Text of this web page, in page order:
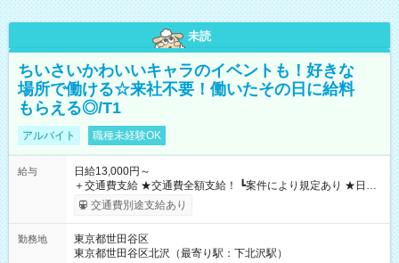
未読
ちいさいかわいいキャラのイベントも！好きな
場所で働ける☆来社不要！働いたその日に給料
もらえる◎/T1
アルバイト 職種未経験OK
給与
日給13,000円～
＋交通費支給 ★交通費全額支給！ ┗案件により規定あり ★日払
いOK！（規定あり） ┗働いたその日に現金GET♪ お仕事後はコ
ンビニATMから 日払い分を引き落とせます！ 【試用期間】試
交通費別途支給あり
勤務地
東京都世田谷区
東京都世田谷区北沢（最寄り駅：下北沢駅）